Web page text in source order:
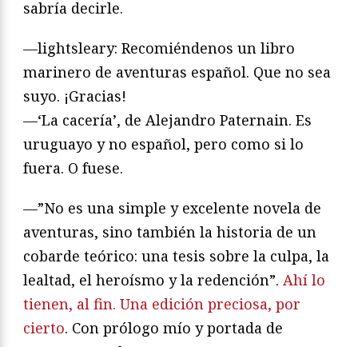
sabría decirle.
—lightsleary: Recomiéndenos un libro
marinero de aventuras español. Que no sea
suyo. ¡Gracias!
—‘La cacería’, de Alejandro Paternain. Es
uruguayo y no español, pero como si lo
fuera. O fuese.
—”No es una simple y excelente novela de
aventuras, sino también la historia de un
cobarde teórico: una tesis sobre la culpa, la
lealtad, el heroísmo y la redención”. Ahí lo
tienen, al fin. Una edición preciosa, por
cierto. Con prólogo mío y portada de